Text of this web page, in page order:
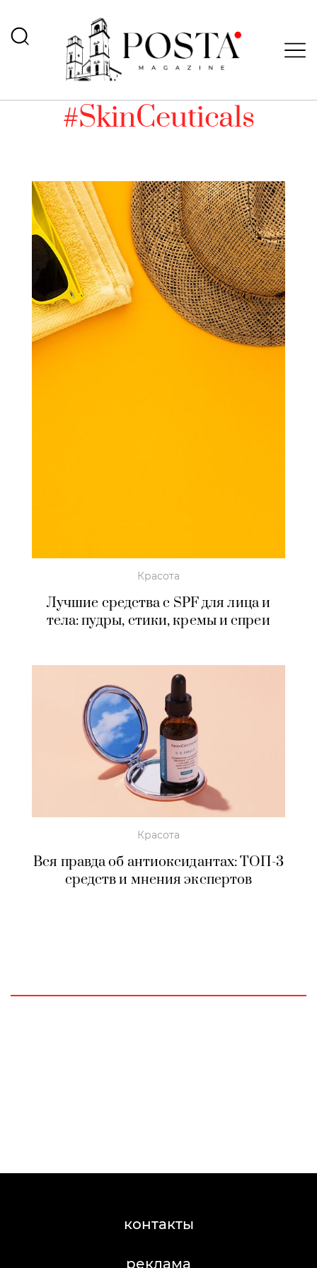
#SkinCeuticals
Красота
Лучшие средства с SPF для лица и
тела: пудры, стики, кремы и спреи
Красота
Вся правда об антиоксидантах: ТОП-3
средств и мнения экспертов
контакты
реклама